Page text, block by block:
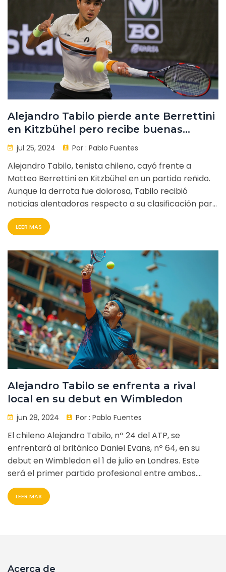
Alejandro Tabilo pierde ante Berrettini
en Kitzbühel pero recibe buenas
noticias para París 2024
jul 25, 2024 Por : Pablo Fuentes
Alejandro Tabilo, tenista chileno, cayó frente a
Matteo Berrettini en Kitzbühel en un partido reñido.
Aunque la derrota fue dolorosa, Tabilo recibió
noticias alentadoras respecto a su clasificación para
los Juegos Olímpicos de París 2024. Detalles del
enfrentamiento y perspectivas futuras en el artículo.
LEER MAS
Alejandro Tabilo se enfrenta a rival
local en su debut en Wimbledon
jun 28, 2024 Por : Pablo Fuentes
El chileno Alejandro Tabilo, nº 24 del ATP, se
enfrentará al británico Daniel Evans, nº 64, en su
debut en Wimbledon el 1 de julio en Londres. Este
será el primer partido profesional entre ambos.
Evans, con una temporada irregular, ha ganado solo
tres de 17 partidos en 2024.
LEER MAS
Acerca de